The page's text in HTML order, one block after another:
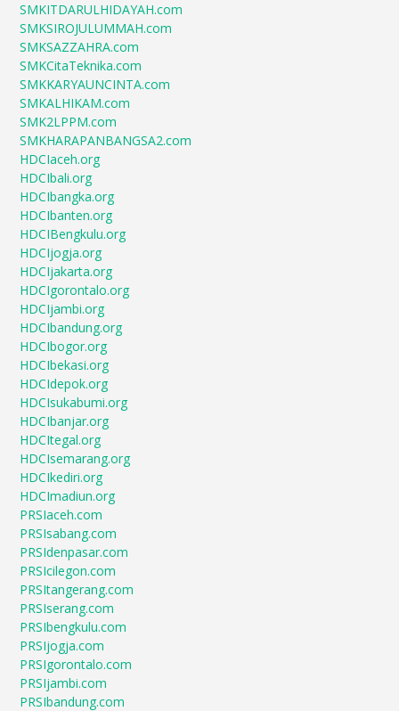
SMKITDARULHIDAYAH.com
SMKSIROJULUMMAH.com
SMKSAZZAHRA.com
SMKCitaTeknika.com
SMKKARYAUNCINTA.com
SMKALHIKAM.com
SMK2LPPM.com
SMKHARAPANBANGSA2.com
HDCIaceh.org
HDCIbali.org
HDCIbangka.org
HDCIbanten.org
HDCIBengkulu.org
HDCIjogja.org
HDCIjakarta.org
HDCIgorontalo.org
HDCIjambi.org
HDCIbandung.org
HDCIbogor.org
HDCIbekasi.org
HDCIdepok.org
HDCIsukabumi.org
HDCIbanjar.org
HDCItegal.org
HDCIsemarang.org
HDCIkediri.org
HDCImadiun.org
PRSIaceh.com
PRSIsabang.com
PRSIdenpasar.com
PRSIcilegon.com
PRSItangerang.com
PRSIserang.com
PRSIbengkulu.com
PRSIjogja.com
PRSIgorontalo.com
PRSIjambi.com
PRSIbandung.com